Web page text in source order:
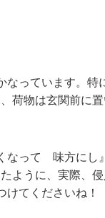
ています。特
荷物は玄関前に
って 味方にし
うに、実際、
てくださいね！